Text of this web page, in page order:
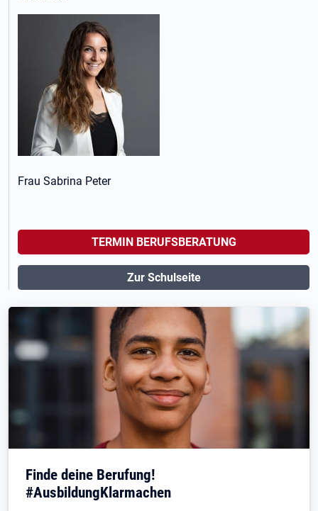
Frau Sabrina Peter
TERMIN BERUFSBERATUNG
Zur Schulseite
Finde deine Berufung!
#AusbildungKlarmachen